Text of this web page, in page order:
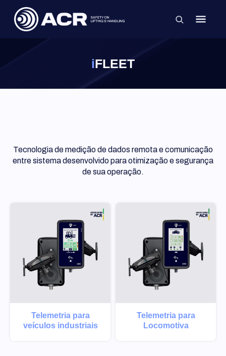
IFLEET
Tecnologia de medição de dados remota e comunicação
entre sistema desenvolvido para otimização e segurança
de sua operação.
Telemetria para
veículos industriais
Telemetria para
Locomotiva